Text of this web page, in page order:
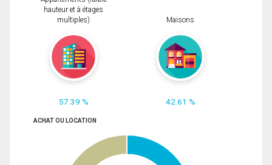
hauteur et à étages
multiples)
57.39 %
Maisons
42.61 %
ACHAT OU LOCATION